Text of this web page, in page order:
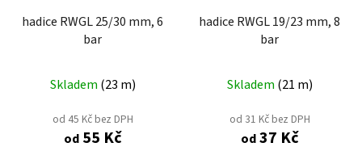
hadice RWGL 25/30 mm, 6
bar
Skladem (23 m)
od 45 Kč bez DPH
od55 Kč
hadice RWGL 19/23 mm, 8
bar
Skladem (21 m)
od 31 Kč bez DPH
od37 Kč